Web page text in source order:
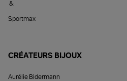
&
Sportmax
CRÉATEURS BIJOUX
Aurélie Bidermann